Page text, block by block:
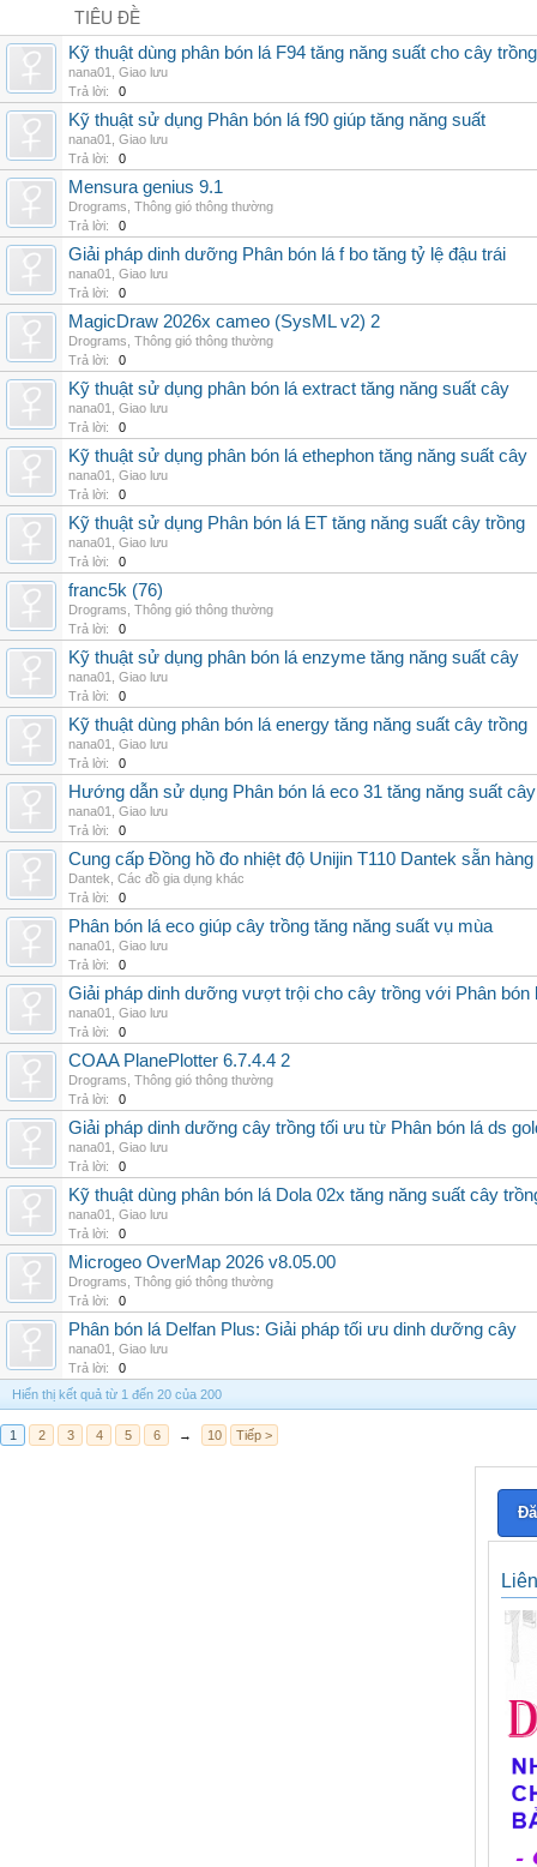
TIÊU ĐỀ
Kỹ thuật dùng phân bón lá F94 tăng năng suất cho cây trồng
nana01
Giao lưu
Trả lời:
0
Kỹ thuật sử dụng Phân bón lá f90 giúp tăng năng suất
nana01
Giao lưu
Trả lời:
0
Mensura genius 9.1
Drograms Thông gió thông thường
Trả lời:
0
Giải pháp dinh dưỡng Phân bón lá f bo tăng tỷ lệ đậu trái
nana01
Giao lưu
Trả lời:
0
MagicDraw 2026x cameo (SysML v2) 2
Drograms Thông gió thông thường
Trả lời:
0
Kỹ thuật sử dụng phân bón lá extract tăng năng suất cây
nana01
Giao lưu
Trả lời:
0
Kỹ thuật sử dụng phân bón lá ethephon tăng năng suất cây
nana01
Giao lưu
Trả lời:
0
Kỹ thuật sử dụng Phân bón lá ET tăng năng suất cây trồng
nana01
Giao lưu
Trả lời:
0
franc5k (76)
Drograms Thông gió thông thường
Trả lời:
0
Kỹ thuật sử dụng phân bón lá enzyme tăng năng suất cây
nana01
Giao lưu
Trả lời:
0
Kỹ thuật dùng phân bón lá energy tăng năng suất cây trồng
nana01
Giao lưu
Trả lời:
0
Hướng dẫn sử dụng Phân bón lá eco 31 tăng năng suất cây
nana01
Giao lưu
Trả lời:
0
Cung cấp Đồng hồ đo nhiệt độ Unijin T110 Dantek sẵn
Dantek Các đồ gia dụng khác
Trả lời:
0
Phân bón lá eco giúp cây trồng tăng năng suất vụ mùa
nana01
Giao lưu
Trả lời:
0
Giải pháp dinh dưỡng vượt trội cho cây trồng với Phân bón
nana01
Giao lưu
Trả lời:
0
COAA PlanePlotter 6.7.4.4 2
Drograms Thông gió thông thường
Trả lời:
0
Giải pháp dinh dưỡng cây trồng tối ưu từ Phân bón lá ds
nana01
Giao lưu
Trả lời:
0
Kỹ thuật dùng phân bón lá Dola 02x tăng năng suất cây
nana01
Giao lưu
Trả lời:
0
Microgeo OverMap 2026 v8.05.00
Drograms Thông gió thông thường
Trả lời:
0
Phân bón lá Delfan Plus: Giải pháp tối ưu dinh dưỡng cây
nana01
Giao lưu
Trả lời:
0
Hiển thị kết quả từ 1 đến 20 của 200
1 2 3 4 5 6 → 10 Tiếp >